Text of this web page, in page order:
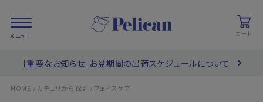
カート
［重要なお知らせ］お盆期間の出荷スケジュールについて
HOME / カテゴリから探す / フェイスケア